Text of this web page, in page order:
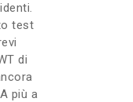
test
di
più a